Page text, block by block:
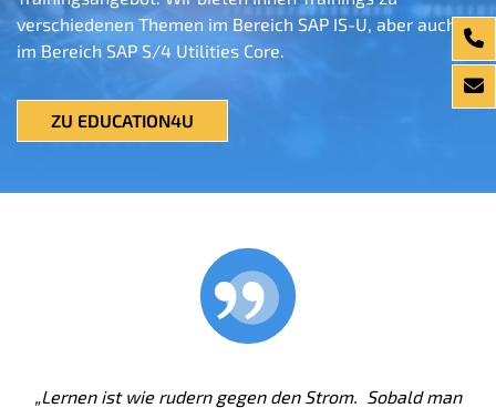
verschiedenen Themen im Bereich SAP IS-U, aber auch
im Bereich SAP S/4 Utilities Core.
ZU EDUCATION4U
„Lernen ist wie rudern gegen den Strom. Sobald man